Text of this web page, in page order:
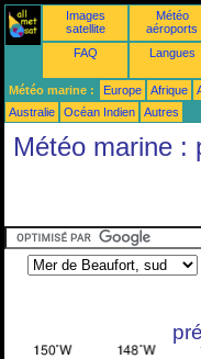
Images
satellite
Météo
aéroports
FAQ Langues
Météo marine : Europe Afrique
Australie
Océan Indien Autres
Météo marine :